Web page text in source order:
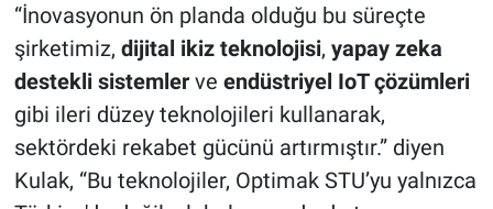
“İnovasyonun ön planda olduğu bu süreçte
şirketimiz, dijital ikiz teknolojisi, yapay zeka
destekli sistemlerve endüstriyel IoT çözümleri
gibi ileri düzey teknolojileri kullanarak,
sektördeki rekabet gücünü artırmıştır.” diyen
Kulak, “Bu teknolojiler, Optimak STU’yu yalnızca